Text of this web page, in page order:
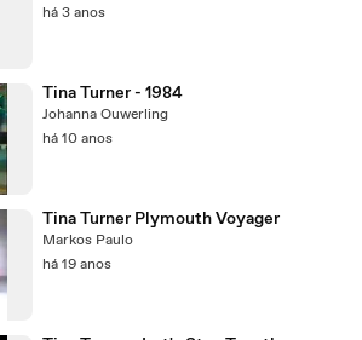
há 3 anos
Tina Turner - 1984
Johanna Ouwerling
há 10 anos
Tina Turner Plymouth Voyager
Markos Paulo
há 19 anos